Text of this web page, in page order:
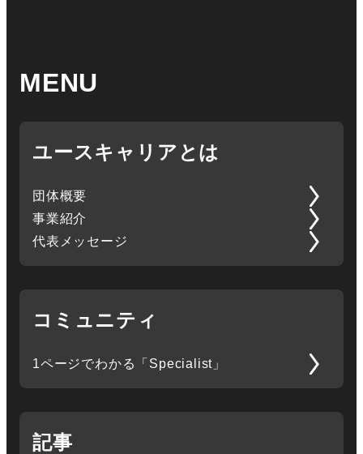
MENU
ユースキャリアとは
団体概要
事業紹介
代表メッセージ
コミュニティ
1ページでわかる「Specialist」
記事